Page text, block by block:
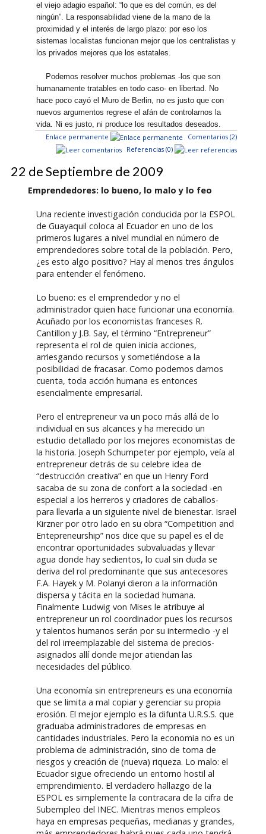
el viejo adagio español: “lo que es del común, es del
ningún”. La responsabilidad viene de la mano de la
proximidad y el interés de largo plazo: por eso los
sistemas localistas funcionan mejor que los centralistas y
los privados mejores que los estatales.
Podemos resolver muchos problemas -los que son
humanamente tratables en todo caso- en libertad. No
hace poco cayó el Muro de Berlin, no es justo que con
nuevos argumentos regrese el afán de controlarnos la
vida. Ni es justo, ni produce los resultados deseados.
Enlace permanente
Comentarios (2)
Referencias (0)
22 de Septiembre de 2009
Emprendedores: lo bueno, lo malo y lo feo
Una reciente investigación conducida por la ESPOL
de Guayaquil coloca al Ecuador en uno de los
primeros lugares a nivel mundial en número de
emprendedores sobre total de la población. Pero,
¿es esto algo positivo? Hay al menos tres ángulos
para entender el fenómeno.
Lo bueno: es el emprendedor y no el
administrador quien hace funcionar una economía.
Acuñado por los economistas franceses R.
Cantillon y J.B. Say, el término “Entrepreneur”
representa el rol de quien inicia acciones,
arriesgando recursos y sometiéndose a la
posibilidad de fracasar. Como podemos darnos
cuenta, toda acción humana es entonces
esencialmente empresarial.
Pero el entrepreneur va un poco más allá de lo
individual en sus alcances y ha merecido un
estudio detallado por los mejores economistas de
la historia. Joseph Schumpeter por ejemplo, veía al
entrepreneur detrás de su celebre idea de
“destrucción creativa” en que un Henry Ford
sacaba de su zona de confort a la sociedad -en
especial a los herreros y criadores de caballos-
para llevarla a un siguiente nivel de bienestar. Israel
Kirzner por otro lado en su obra “Competition and
Entepreneurship” nos dice que su papel es el de
encontrar oportunidades subvaluadas y llevar
agua donde hay sedientos, lo cual sin duda se
deriva del rol predominante que sus antecesores
F.A. Hayek y M. Polanyi dieron a la información
dispersa y tácita en la sociedad humana.
Finalmente Ludwig von Mises le atribuye al
entrepreneur un rol coordinador pues los recursos
y talentos humanos serán por su intermedio -y el
del rol irreemplazable del sistema de precios-
asignados allí donde mejor atiendan las
necesidades del público.
Una economía sin entrepreneurs es una economía
que se limita a mal copiar y gerenciar su propia
erosión. El mejor ejemplo es la difunta U.R.S.S. que
graduaba administradores de empresas en
cantidades industriales. Pero la economia no es un
problema de administración, sino de toma de
riesgos y creación de (nueva) riqueza. Lo malo: el
Ecuador sigue ofreciendo un entorno hostil al
emprendimiento. El verdadero hallazgo de la
ESPOL es simplemente la contracara de la cifra de
Subempleo del INEC. Mientras menos empleos
haya en empresas pequeñas, medianas y grandes,